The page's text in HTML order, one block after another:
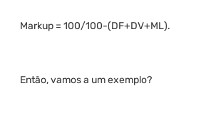
Markup = 100/100-(DF+DV+ML).
Então, vamos a um exemplo?